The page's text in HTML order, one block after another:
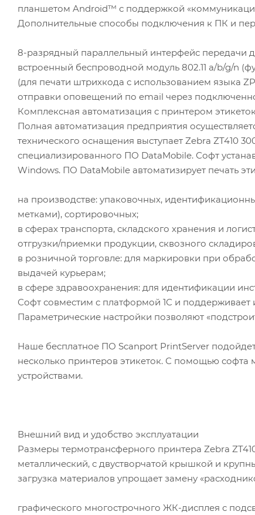
планшетом Android™ с поддержкой
Дополнительные способы подключения к ПК и
8-разрядный параллельный интерфейс передачи
встроенный беспроводной модуль 802.11 a/b/g/n
(для печати штрихкода с использованием языка
отправки оповещений по email через
Комплексная автоматизация с принтером
Полная автоматизация предприятия
технического оснащения выступает Zebra ZT410
специализированного ПО DataMobile. Софт
Windows. ПО DataMobile автоматизирует печать
на производстве: упаковочных,
метками), сортировочных;
в сферах транспорта, складского хранения и
отгрузки/приемки продукции, сквозного
в розничной торговле: для маркировки при
выдачей курьерам;
в сфере здравоохранения: для идентификации
Софт совместим с платформой 1С и поддерживает
Параметрические настройки позволяют
Наше бесплатное ПО Scanport PrintServer
несколько принтеров этикеток. С помощью
устройствами.
Внешний вид и удобство эксплуатации
Размеры термотрансферного принтера Zebra
металлический, с двустворчатой крышкой и
загрузка материалов упрощает замену
графического многострочного ЖК-дисплея с